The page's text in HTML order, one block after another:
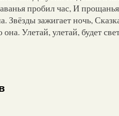
пробил час, И
Звёзды зажигает ночь,
она. Улетай, улетай, будет